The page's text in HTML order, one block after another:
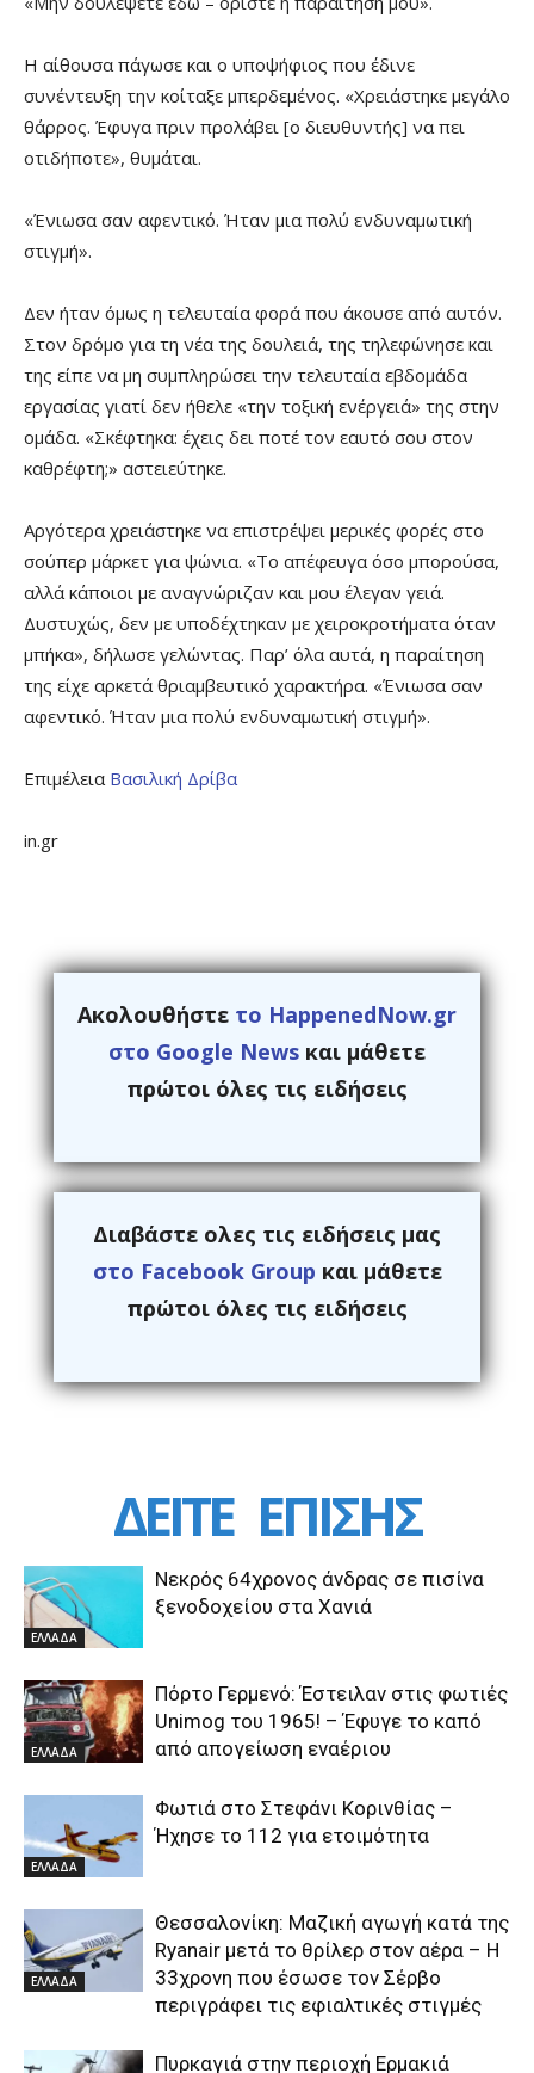
Η αίθουσα πάγωσε και ο υποψήφιος που έδινε
συνέντευξη την κοίταξε μπερδεμένος. «Χρειάστηκε μεγάλο
θάρρος. Έφυγα πριν προλάβει [ο διευθυντής] να πει
οτιδήποτε», θυμάται.
«Ένιωσα σαν αφεντικό. Ήταν μια πολύ ενδυναμωτική
στιγμή».
Δεν ήταν όμως η τελευταία φορά που άκουσε από αυτόν.
Στον δρόμο για τη νέα της δουλειά, της τηλεφώνησε και
της είπε να μη συμπληρώσει την τελευταία εβδομάδα
εργασίας γιατί δεν ήθελε «την τοξική ενέργειά» της στην
ομάδα. «Σκέφτηκα: έχεις δει ποτέ τον εαυτό σου στον
καθρέφτη;» αστειεύτηκε.
Αργότερα χρειάστηκε να επιστρέψει μερικές φορές στο
σούπερ μάρκετ για ψώνια. «Το απέφευγα όσο μπορούσα,
αλλά κάποιοι με αναγνώριζαν και μου έλεγαν γειά.
Δυστυχώς, δεν με υποδέχτηκαν με χειροκροτήματα όταν
μπήκα», δήλωσε γελώντας. Παρ’ όλα αυτά, η παραίτηση
της είχε αρκετά θριαμβευτικό χαρακτήρα. «Ένιωσα σαν
αφεντικό. Ήταν μια πολύ ενδυναμωτική στιγμή».
Επιμέλεια Βασιλική Δρίβα
in.gr
Ακολουθήστε το HappenedNow.gr
στο Google News και μάθετε
πρώτοι όλες τις ειδήσεις
Διαβάστε ολες τις ειδήσεις μας
στο Facebook Group και μάθετε
πρώτοι όλες τις ειδήσεις
ΔΕΙΤΕ ΕΠΙΣΗΣ
ΕΛΛΑΔΑ
Νεκρός 64χρονος άνδρας σε πισίνα
ξενοδοχείου στα Χανιά
ΕΛΛΑΔΑ
Πόρτο Γερμενό: Έστειλαν στις φωτιές
Unimog του 1965! – Έφυγε το καπό
από απογείωση εναέριου
ΕΛΛΑΔΑ
Φωτιά στο Στεφάνι Κορινθίας –
Ήχησε το 112 για ετοιμότητα
ΕΛΛΑΔΑ
Θεσσαλονίκη: Μαζική αγωγή κατά της
Ryanair μετά το θρίλερ στον αέρα – Η
33χρονη που έσωσε τον Σέρβο
περιγράφει τις εφιαλτικές στιγμές
Πυρκαγιά στην περιοχή Ερμακιά